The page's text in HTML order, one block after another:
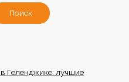
Поиск
Геленджике: лучшие